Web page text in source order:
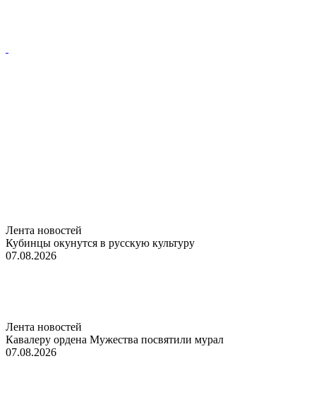
Лента новостей
Кубинцы окунутся в русскую культуру
07.08.2026
Лента новостей
Кавалеру ордена Мужества посвятили мурал
07.08.2026